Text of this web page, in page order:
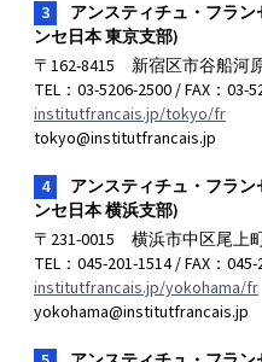
3
アンスティチュ・フラ
ンセ日本 東京支部)
〒162-8415 新宿区市谷船河
TEL：03-5206-2500 / FAX：03-
institutfrancais.jp/tokyo/fr
tokyo@institutfrancais.jp
4
アンスティチュ・フラ
ンセ日本 横浜支部)
〒231-0015 横浜市中区尾上
TEL：045-201-1514 / FAX：
institutfrancais.jp/yokohama/fr
yokohama@institutfrancais.jp